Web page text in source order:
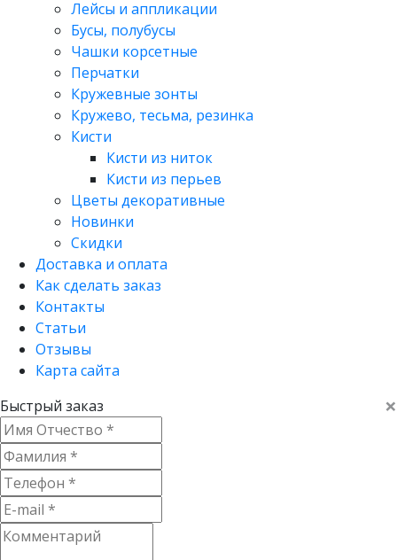
Лейсы и аппликации
Бусы, полубусы
Чашки корсетные
Перчатки
Кружевные зонты
Кружево, тесьма, резинка
Кисти
Кисти из ниток
Кисти из перьев
Цветы декоративные
Новинки
Скидки
Доставка и оплата
Как сделать заказ
Контакты
Статьи
Отзывы
Карта сайта
×
Быстрый заказ